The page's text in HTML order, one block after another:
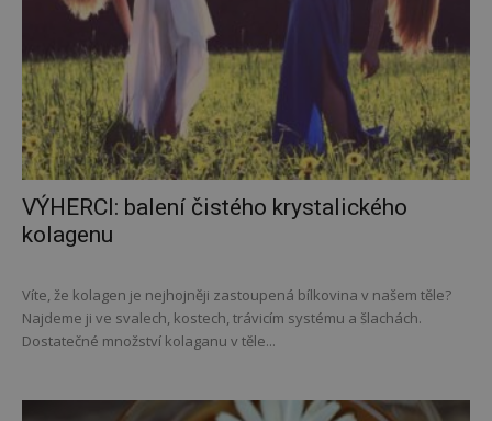
VÝHERCI: balení čistého krystalického
kolagenu
Víte, že kolagen je nejhojněji zastoupená bílkovina v našem těle?
Najdeme ji ve svalech, kostech, trávicím systému a šlachách.
Dostatečné množství kolaganu v těle...